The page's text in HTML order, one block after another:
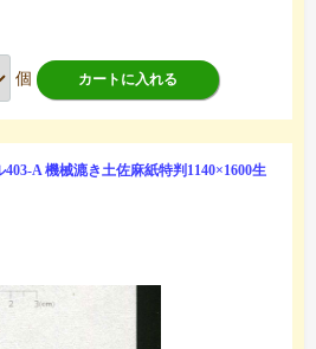
個 カートに入れる
A 機械漉き土佐麻紙特判1140×1600生